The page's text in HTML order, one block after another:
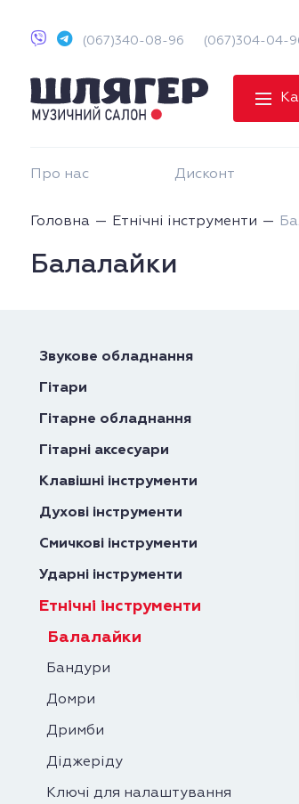
(067)340-08-96 (067)304-04-
Про нас Дисконт
Головна Етнічні інструменти
Балалайки
Звукове обладнання
Гітари
Гітарне обладнання
Гітарні аксесуари
Клавішні інструменти
Духові інструменти
Смичкові інструменти
Ударні інструменти
Етнічні інструменти
Балалайки
Бандури
Домри
Дримби
Діджеріду
Ключі для налаштування